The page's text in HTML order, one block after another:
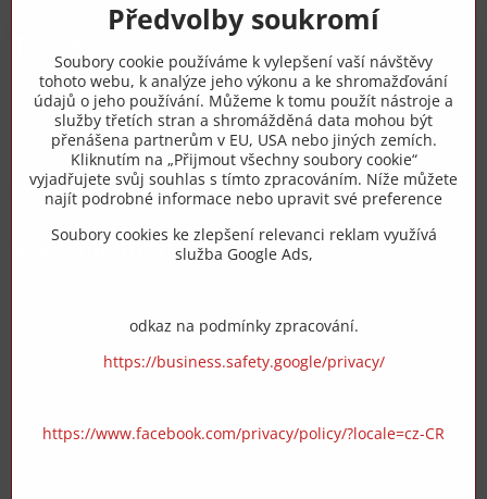
+420 775 973 319
info​@zipzop​.cz
Objednávky
Vše k nákupu
Předvolby soukromí
Soubory cookie používáme k vylepšení vaší návštěvy
tohoto webu, k analýze jeho výkonu a ke shromažďování
údajů o jeho používání. Můžeme k tomu použít nástroje a
služby třetích stran a shromážděná data mohou být
přenášena partnerům v EU, USA nebo jiných zemích.
Kliknutím na „Přijmout všechny soubory cookie“
vyjadřujete svůj souhlas s tímto zpracováním. Níže můžete
najít podrobné informace nebo upravit své preference
Soubory cookies ke zlepšení relevanci reklam využívá
služba Google Ads,
odkaz na podmínky zpracování.
https://business.safety.google/privacy/
https://www.facebook.com/privacy/policy/?locale=cz-CR